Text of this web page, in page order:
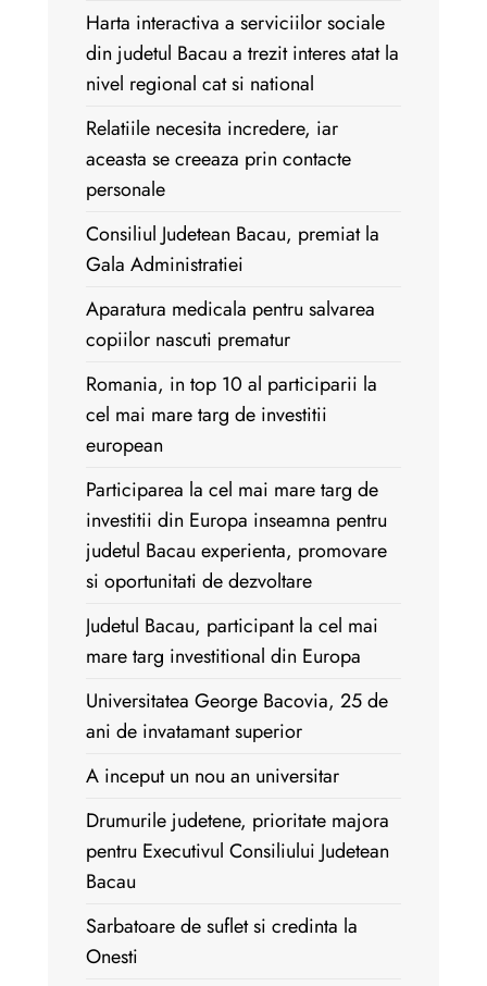
Harta interactiva a serviciilor sociale
din judetul Bacau a trezit interes atat la
nivel regional cat si national
Relatiile necesita incredere, iar
aceasta se creeaza prin contacte
personale
Consiliul Judetean Bacau, premiat la
Gala Administratiei
Aparatura medicala pentru salvarea
copiilor nascuti prematur
Romania, in top 10 al participarii la
cel mai mare targ de investitii
european
Participarea la cel mai mare targ de
investitii din Europa inseamna pentru
judetul Bacau experienta, promovare
si oportunitati de dezvoltare
Judetul Bacau, participant la cel mai
mare targ investitional din Europa
Universitatea George Bacovia, 25 de
ani de invatamant superior
A inceput un nou an universitar
Drumurile judetene, prioritate majora
pentru Executivul Consiliului Judetean
Bacau
Sarbatoare de suflet si credinta la
Onesti